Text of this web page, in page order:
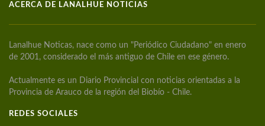
ACERCA DE LANALHUE NOTICIAS
Lanalhue Noticas, nace como un "Periódico Ciudadano" en enero
de 2001, considerado el más antiguo de Chile en ese género.
Actualmente es un Diario Provincial con noticias orientadas a la
Provincia de Arauco de la región del Biobío - Chile.
REDES SOCIALES